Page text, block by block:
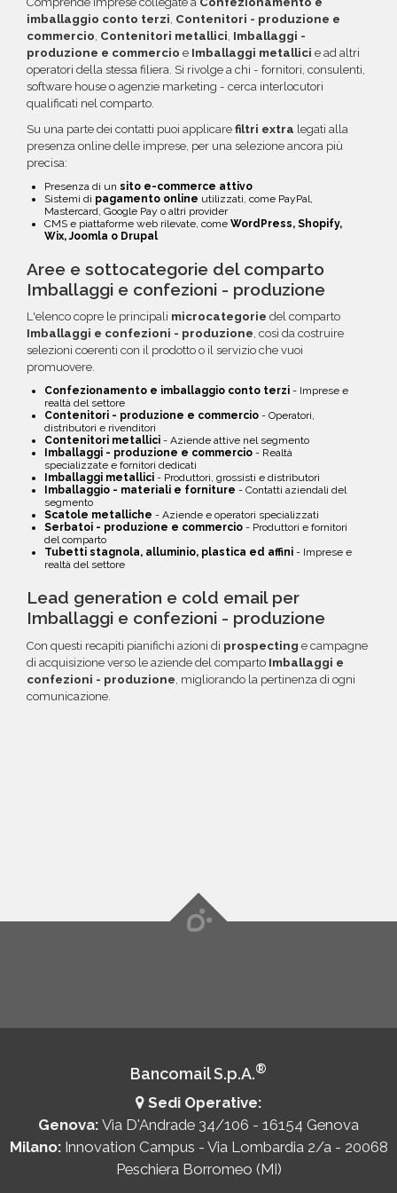
imballaggio conto terzi, Contenitori - produzione e
commercio, Contenitori metallici, Imballaggi -
produzione e commercio e Imballaggi metallici e ad altri
operatori della stessa filiera. Si rivolge a chi - fornitori, consulenti,
software house o agenzie marketing - cerca interlocutori
qualificati nel comparto.
Su una parte dei contatti puoi applicare filtri extra legati alla
presenza online delle imprese, per una selezione ancora più
precisa:
Presenza di un sito e-commerce attivo
Sistemi di pagamento online utilizzati, come PayPal,
Mastercard, Google Pay o altri provider
CMS e piattaforme web rilevate, come WordPress, Shopify,
Wix, Joomla o Drupal
Aree e sottocategorie del comparto
Imballaggi e confezioni - produzione
L'elenco copre le principali microcategorie del comparto
Imballaggi e confezioni - produzione, così da costruire
selezioni coerenti con il prodotto o il servizio che vuoi
promuovere.
Confezionamento e imballaggio conto terzi - Imprese e
realtà del settore
Contenitori - produzione e commercio - Operatori,
distributori e rivenditori
Contenitori metallici - Aziende attive nel segmento
Imballaggi - produzione e commercio - Realtà
specializzate e fornitori dedicati
Imballaggi metallici - Produttori, grossisti e distributori
Imballaggio - materiali e forniture - Contatti aziendali del
segmento
Scatole metalliche - Aziende e operatori specializzati
Serbatoi - produzione e commercio - Produttori e fornitori
del comparto
Tubetti stagnola, alluminio, plastica ed affini - Imprese e
realtà del settore
Lead generation e cold email per
Imballaggi e confezioni - produzione
Con questi recapiti pianifichi azioni di prospecting e campagne
di acquisizione verso le aziende del comparto Imballaggi e
confezioni - produzione , migliorando la pertinenza di ogni
comunicazione.
Bancomail S.p.A.®
Sedi Operative:
Genova: Via D'Andrade 34/106 - 16154 Genova
Milano: Innovation Campus - Via Lombardia 2/a - 20068
Peschiera Borromeo (MI)